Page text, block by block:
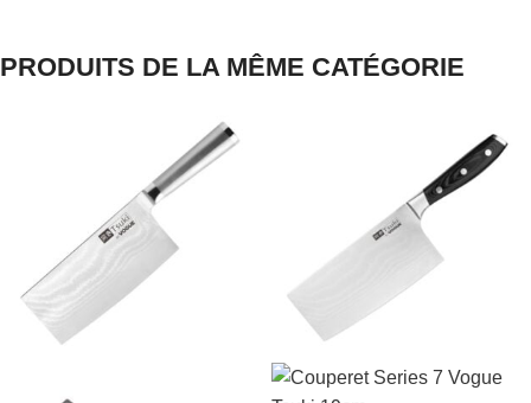
PRODUITS DE LA MÊME CATÉGORIE